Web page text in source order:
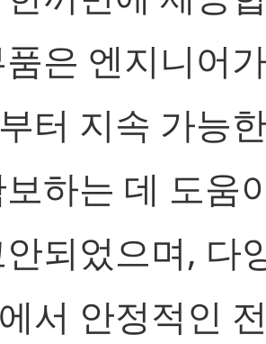
은 엔지니어
터 지속 가능
하는 데 도움
되었으며, 다
서 안정적인